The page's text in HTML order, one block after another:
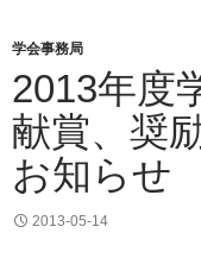
学会事務局
2013年度
献賞、奨
お知らせ
2013-05-14